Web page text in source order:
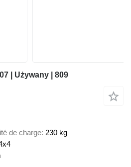
| Używany | 809
de charge 230 kg